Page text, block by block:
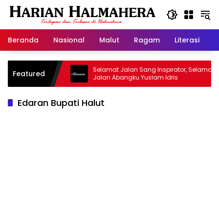
Langsung
Beranda
Nasional Malut Ragam Literasi
Featured
Warisan
Selamat Jalan Sang Inspirator, Selamat
Jalan Abangku Yuslam Idris
Edaran Bupati Halut